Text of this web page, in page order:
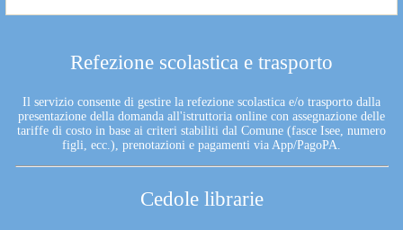
Refezione scolastica e trasporto
Il servizio consente di gestire la refezione scolastica e/o trasporto dalla
presentazione della domanda all'istruttoria online con assegnazione delle
tariffe di costo in base ai criteri stabiliti dal Comune (fasce Isee, numero
figli, ecc.), prenotazioni e pagamenti via App/PagoPA.
Cedole librarie